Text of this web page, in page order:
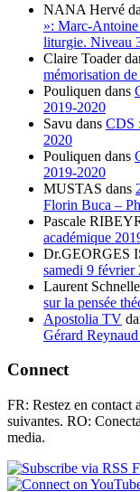
NANA Hervé
»: Marc-Antoine
liturgie. Niveau
Claire Toader
mémorisation
Pouliquen dans
2019-2020
Savu dans CDS
2020
Pouliquen dans
2019-2020
MUSTAS dans
Florin Buca –
Pascale
académique
Dr.GEORGES
samedi 9 février
Laurent
sur la pensée
Apostolia TV
Gérard
Connect
FR: Restez en contact
suivantes. RO:
media.